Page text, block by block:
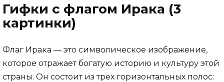
Гифки с флагом Ирака (3
картинки)
Флаг Ирака — это символическое изображение,
которое отражает богатую историю и культуру этой
страны. Он состоит из трех горизонтальных полос: